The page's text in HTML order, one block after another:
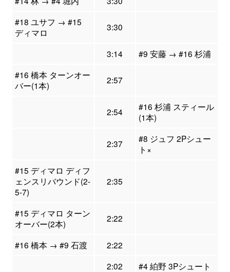
#18 ユサフ → #15
ディマロ
3:30
3:14
#9 安藤 → #16 杉浦
#16 橋本 ターンオー
バー(1本)
2:57
2:54
#16 杉浦 スティール
(1本)
2:37
#8 ジュフ 2Pシュー
ト×
#15 ディマロ ディフ
ェンスリバウンド(2-
5-7)
2:35
#15 ディマロ ターン
オーバー(2本)
2:22
#16 橋本 → #9 石渡
2:22
2:02
#4 絈野 3Pシュート